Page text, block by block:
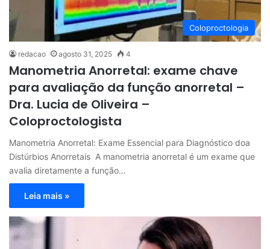
Coloproctologia
redacao agosto 31, 2025 4
Manometria Anorretal: exame chave
para avaliação da função anorretal –
Dra. Lucia de Oliveira –
Coloproctologista
Manometria Anorretal: Exame Essencial para Diagnóstico doa
Distúrbios Anorretais A manometria anorretal é um exame que
avalia diretamente a função…
Leia mais »